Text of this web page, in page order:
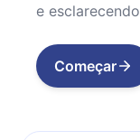
e
Começar